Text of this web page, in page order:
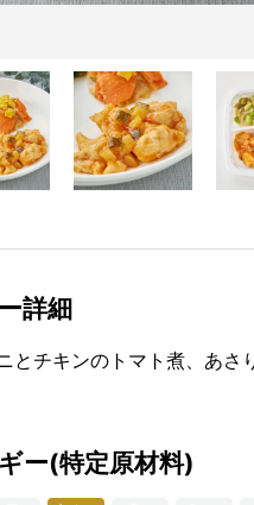
詳細
とチキンのトマト煮、あ
ー(特定原材料)